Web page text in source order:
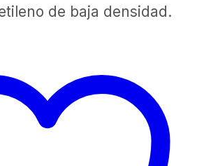
de baja densidad.